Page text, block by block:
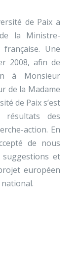
de Paix a
la Ministre-
Une
2008, afin de
à Monsieur
de la Madame
de Paix s’est
résultats des
action. En
de nous
et
européen